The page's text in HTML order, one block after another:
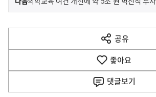
전
다
음
공유
열
기
좋아요
댓글보기